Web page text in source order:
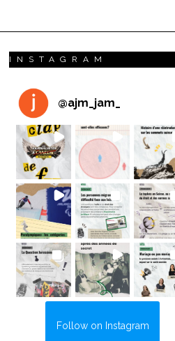
INSTAGRAM
@ajm_jam_
Follow on Instagram